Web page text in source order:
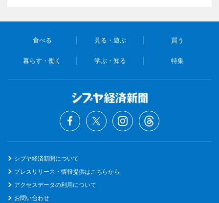
食べる 見る・遊ぶ 買う
暮らす・働く 学ぶ・知る 特集
シブヤ経済新聞について
プレスリリース・情報提供はこちらから
アクセスデータの利用について
お問い合わせ